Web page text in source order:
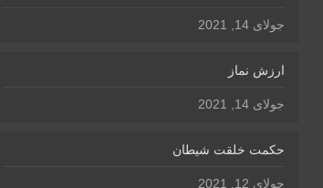
جولای 14, 2021
ارزش نماز
جولای 14, 2021
حکمت خلقت شیطان
جولای 12, 2021